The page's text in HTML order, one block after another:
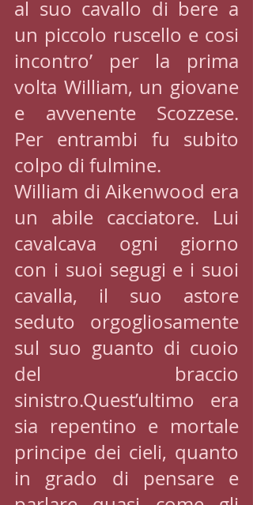
al suo cavallo di bere a
un piccolo ruscello e cosi
incontro’ per la prima
volta William, un giovane
e avvenente Scozzese.
Per entrambi fu subito
colpo di fulmine.
William di Aikenwood era
un abile cacciatore. Lui
cavalcava ogni giorno
con i suoi segugi e i suoi
cavalla, il suo astore
seduto orgogliosamente
sul suo guanto di cuoio
del braccio
sinistro.Quest’ultimo era
sia repentino e mortale
principe dei cieli, quanto
in grado di pensare e